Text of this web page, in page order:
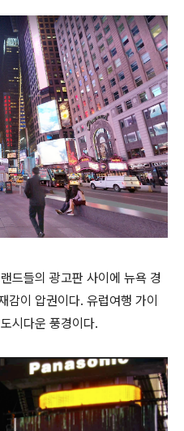
드들의 광고판 사이에 뉴욕 경
감이 압권이다. 유럽여행 가이
시다운 풍경이다.